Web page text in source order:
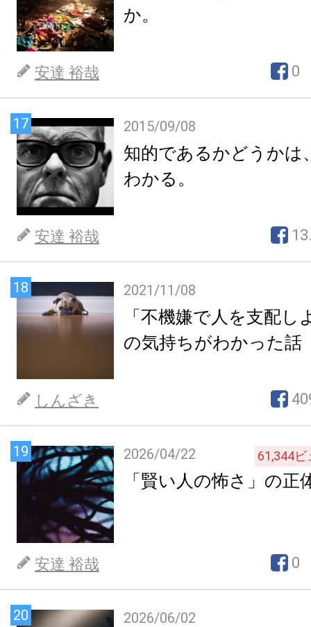
か。
安達 裕哉 0
17 2015/09/08
知的であるかどうかは
わかる。
安達 裕哉
18 2021/11/08
「不機嫌で人を支配し
の気持ちがわかった話
しんざき
19 2026/04/22 61,344ビ
「賢い人の怖さ」の正
安達 裕哉 0
20 2026/06/02